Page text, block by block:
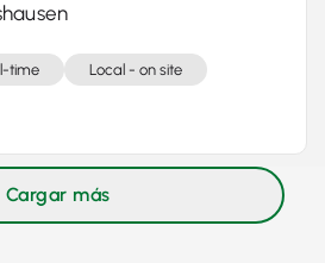
time
Local - on site